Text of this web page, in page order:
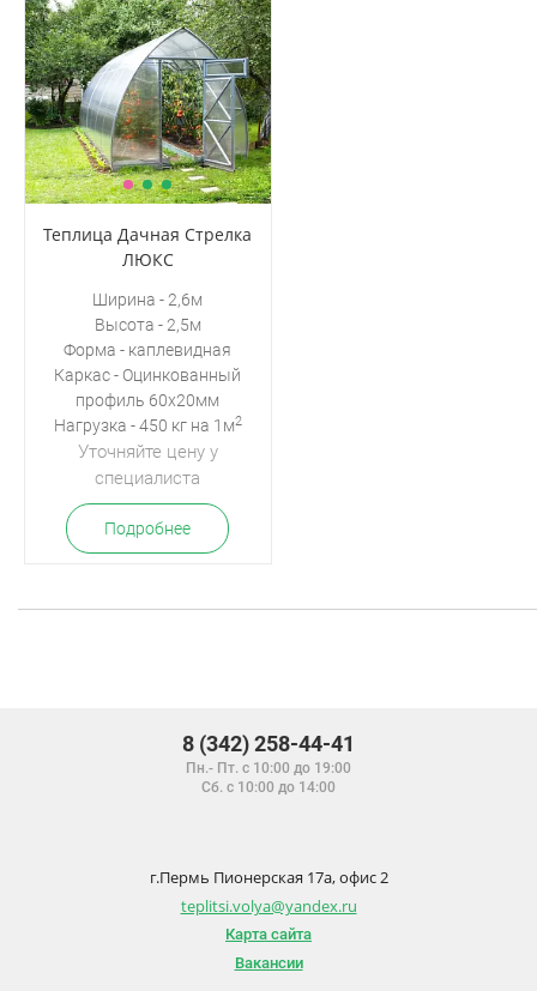
Теплица Дачная Стрелка
ЛЮКС
Ширина - 2,6м
Высота - 2,5м
Форма - каплевидная
Каркас - Оцинкованный
профиль 60х20мм
Нагрузка - 450 кг на 1м2
Уточняйте цену у
специалиста
Подробнее
8 (342) 258-44-41
Пн.- Пт. с 10:00 до 19:00
Сб. с 10:00 до 14:00
г.Пермь Пионерская 17а, офис 2
teplitsi.volya@yandex.ru
Карта сайта
Вакансии